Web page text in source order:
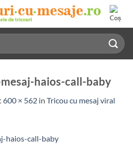
haios-call-baby
600 × 562 in Tricou cu mesaj viral